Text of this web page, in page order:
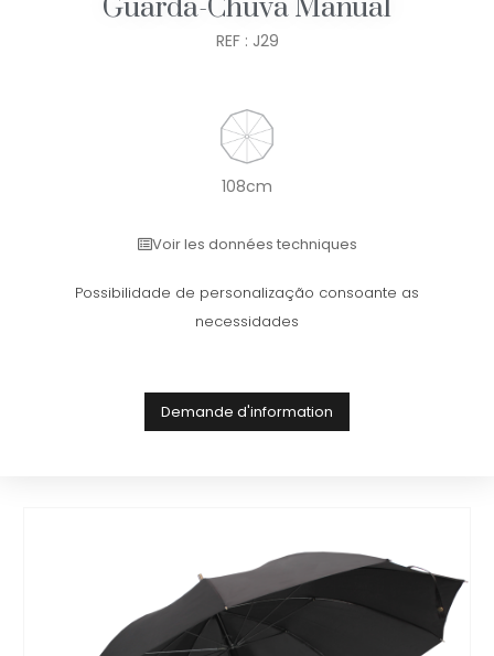
Guarda-Chuva Manual
REF : J29
108cm
Voir les données techniques
Possibilidade de personalização consoante as
necessidades
Demande d'information